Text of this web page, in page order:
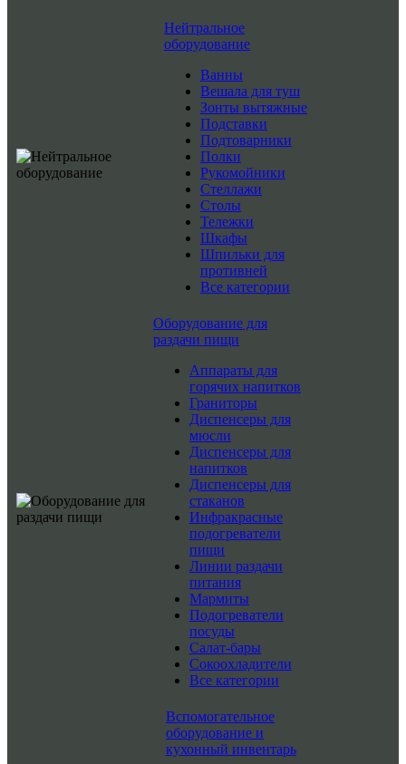
Нейтральное
оборудование
Ванны
Вешала для туш
Зонты вытяжные
Подставки
Подтоварники
Полки
Рукомойники
Стеллажи
Столы
Тележки
Шкафы
Шпильки для
противней
Все категории
Оборудование для
раздачи пищи
Аппараты для
горячих напитков
Граниторы
Диспенсеры для
мюсли
Диспенсеры для
напитков
Диспенсеры для
стаканов
Инфракрасные
подогреватели
пищи
Линии раздачи
питания
Мармиты
Подогреватели
посуды
Салат-бары
Сокоохладители
Все категории
Вспомогательное
оборудование и
кухонный инвентарь